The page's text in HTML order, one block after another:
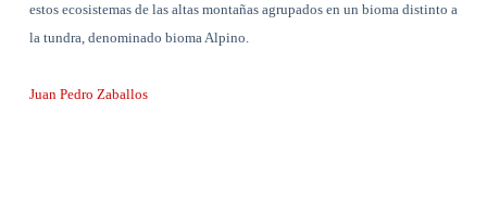
estos ecosistemas de las altas montañas agrupados en un bioma distinto a
la tundra, denominado bioma Alpino.
Juan Pedro Zaballos